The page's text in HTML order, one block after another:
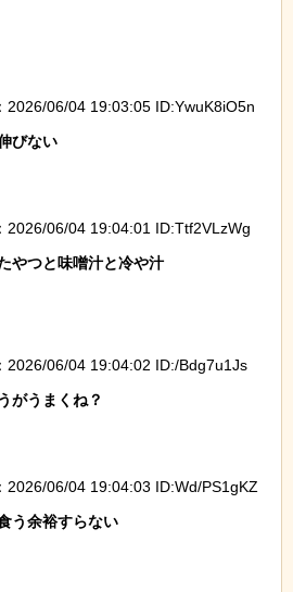
2026/06/04 19:03:05 ID:YwuK8iO5n
びない
2026/06/04 19:04:01 ID:Ttf2VLzWg
やつと味噌汁と冷や汁
2026/06/04 19:04:02 ID:/Bdg7u1Js
がうまくね？
2026/06/04 19:04:03 ID:Wd/PS1gKZ
う余裕すらない